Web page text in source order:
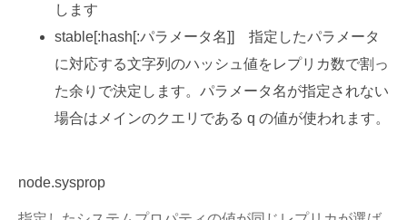
します
stable[:hash[:パラメータ名]] 指定したパラメータ
に対応する文字列のハッシュ値をレプリカ数で割っ
た余りで決定します。パラメータ名が指定されない
場合はメインのクエリである q の値が使われます。
node.sysprop